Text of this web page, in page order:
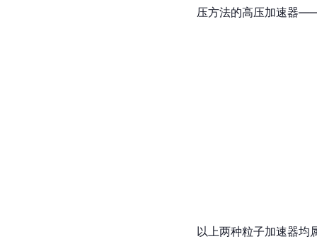
压方法的高压加速器
以上两种粒子加速器均